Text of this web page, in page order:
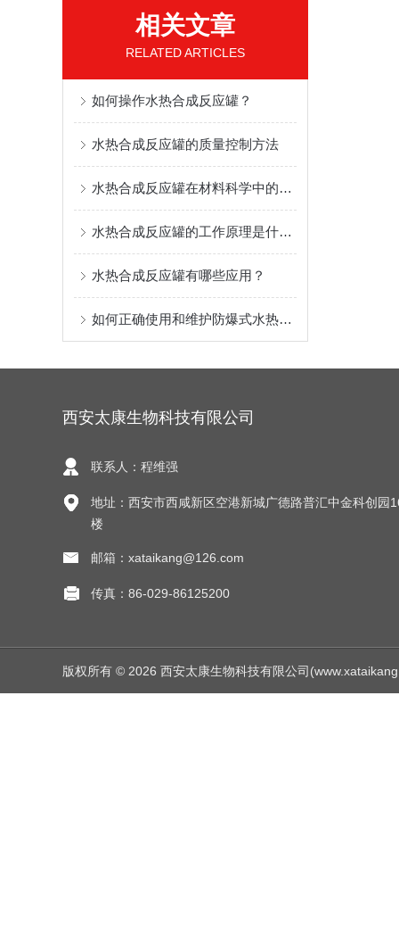
相关文章
RELATED ARTICLES
如何操作水热合成反应罐？
水热合成反应罐的质量控制方法
水热合成反应罐在材料科学中的应用及效益
水热合成反应罐的工作原理是什么？
水热合成反应罐有哪些应用？
如何正确使用和维护防爆式水热合成反应罐？
西安太康生物科技有限公司
联系人：程维强
地址：西安市西咸新区空港新城广德路普汇中金科创园
楼
邮箱：xataikang@126.com
传真：86-029-86125200
版权所有 © 2026 西安太康生物科技有限公司